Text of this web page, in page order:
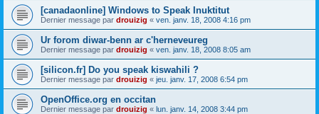
[canadaonline] Windows to Speak Inuktitut
Dernier message par drouizig « ven. janv. 18, 2008 4:16 pm
Ur forom diwar-benn ar c'herneveureg
Dernier message par drouizig « ven. janv. 18, 2008 8:05 am
[silicon.fr] Do you speak kiswahili ?
Dernier message par drouizig « jeu. janv. 17, 2008 6:54 pm
OpenOffice.org en occitan
Dernier message par drouizig « lun. janv. 14, 2008 3:44 pm